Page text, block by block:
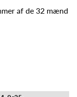
af de 32 mænd